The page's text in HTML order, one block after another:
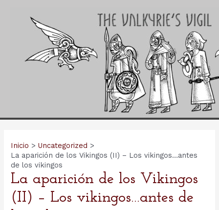
Inicio
Uncategorized
La aparición de los Vikingos (II) – Los vikingos…antes
de los vikingos
La aparición de los Vikingos
(II) – Los vikingos…antes de